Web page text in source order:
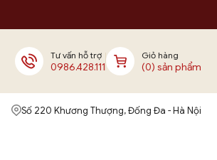
Tư vấn hỗ trợ
0986.428.111
Giỏ hàng
(0) sản phẩm
Số 220 Khương Thượng, Đống Đa - Hà Nội